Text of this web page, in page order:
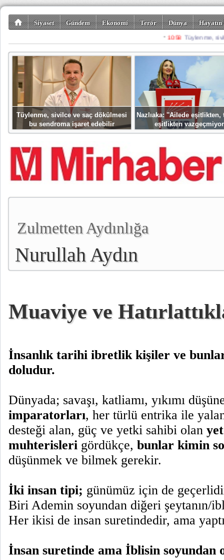
Siyaset Gündem Ekonomi Terör Dünya
Spor Misafir
Tüylenme, sivilce ve saç dökülmesi
bu sendroma işaret edebilir
Nazlıaka: ''Ailede eşitlikten,
eşitlikten
Zulmetten Aydınlığa
Nurullah Aydın
Muaviye ve
İnsanlık tarihi ibretlik kişiler ve
doludur.
Dünyada; savaşı, katliamı, yıkımı
imparatorları, her türlü entrika ile
desteği alan, güç ve yetki sahibi olan
muhterisleri gördükçe, bunlar kimin
düşünmek ve bilmek gerekir.
İki insan tipi; günümüz için de
Biri Ademin soyundan diğeri şeytanın/
Her ikisi de insan suretindedir, ama
İnsan suretinde ama İblisin soyundan